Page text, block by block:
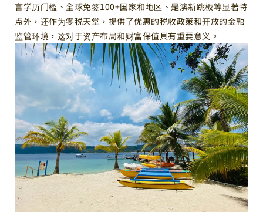
言学历门槛、全球免签100+国家和地区、是澳新跳板等显著特
点外，还作为零税天堂，提供了优惠的税收政策和开放的金融
监管环境，这对于资产布局和财富保值具有重要意义。